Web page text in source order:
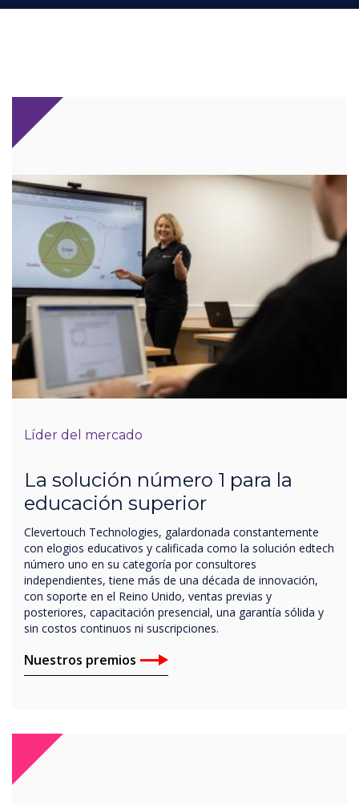
Líder del mercado
La solución número 1 para la
educación superior
Clevertouch Technologies, galardonada constantemente
con elogios educativos y calificada como la solución edtech
número uno en su categoría por consultores
independientes, tiene más de una década de innovación,
con soporte en el Reino Unido, ventas previas y
posteriores, capacitación presencial, una garantía sólida y
sin costos continuos ni suscripciones.
Nuestros premios